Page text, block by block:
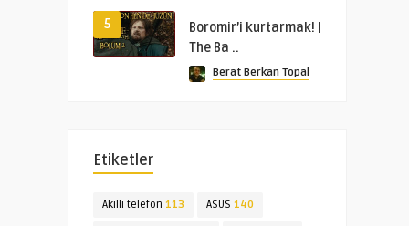
5
Boromir’i kurtarmak! |
The Ba ..
Berat Berkan Topal
Etiketler
Akıllı telefon 113 ASUS 140